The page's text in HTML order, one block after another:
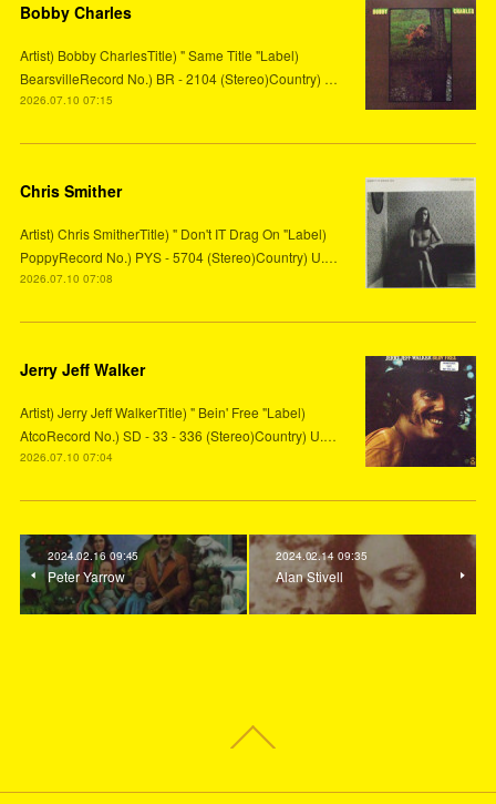
Bobby Charles
Artist) Bobby CharlesTitle) " Same Title "Label)
BearsvilleRecord No.) BR - 2104 (Stereo)Country) …
2026.07.10 07:15
Chris Smither
Artist) Chris SmitherTitle) " Don't IT Drag On "Label)
PoppyRecord No.) PYS - 5704 (Stereo)Country) U.…
2026.07.10 07:08
Jerry Jeff Walker
Artist) Jerry Jeff WalkerTitle) " Bein' Free "Label)
AtcoRecord No.) SD - 33 - 336 (Stereo)Country) U.…
2026.07.10 07:04
2024.02.16 09:45
Peter Yarrow
2024.02.14 09:35
Alan Stivell